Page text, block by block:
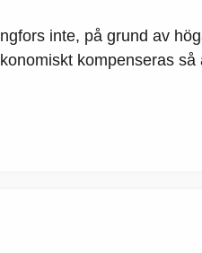
inte, på grund av
kompenseras